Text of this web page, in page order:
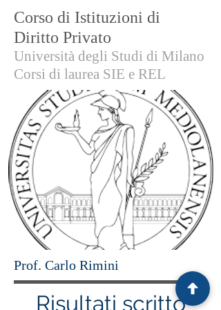
Corso di Istituzioni di
Diritto Privato
Università degli Studi di Milano
Corsi di laurea SIE e REL
Prof. Carlo Rimini
Risultati scritto